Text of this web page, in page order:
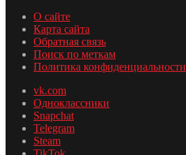
О сайте
Карта сайта
Обратная связь
Поиск по меткам
Политика конфиденциальности
vk.com
Одноклассники
Snapchat
Telegram
Steam